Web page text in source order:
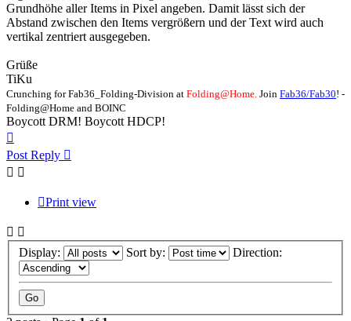
Grundhöhe aller Items in Pixel angeben. Damit lässt sich der
Abstand zwischen den Items vergrößern und der Text wird auch
vertikal zentriert ausgegeben.
Grüße
TiKu
Crunching for Fab36_Folding-Division at Folding@Home. Join Fab36/Fab30! -
Folding@Home and BOINC
Boycott DRM! Boycott HDCP!
Post Reply
Print view
Display: Sort by: Direction: